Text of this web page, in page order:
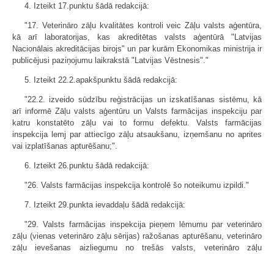
4. Izteikt 17.punktu šādā redakcijā:
"17. Veterināro zāļu kvalitātes kontroli veic Zāļu valsts aģentūra,
kā arī laboratorijas, kas akreditētas valsts aģentūrā "Latvijas
Nacionālais akreditācijas birojs" un par kurām Ekonomikas ministrija ir
publicējusi paziņojumu laikrakstā "Latvijas Vēstnesis"."
5. Izteikt 22.2.apakšpunktu šādā redakcijā:
"22.2. izveido sūdzību reģistrācijas un izskatīšanas sistēmu, kā
arī informē Zāļu valsts aģentūru un Valsts farmācijas inspekciju par
katru konstatēto zāļu vai to formu defektu. Valsts farmācijas
inspekcija lemj par attiecīgo zāļu atsaukšanu, izņemšanu no aprites
vai izplatīšanas apturēšanu;".
6. Izteikt 26.punktu šādā redakcijā:
"26. Valsts farmācijas inspekcija kontrolē šo noteikumu izpildi."
7. Izteikt 29.punkta ievaddaļu šādā redakcijā:
"29. Valsts farmācijas inspekcija pieņem lēmumu par veterināro
zāļu (vienas veterināro zāļu sērijas) ražošanas apturēšanu, veterināro
zāļu ievešanas aizliegumu no trešās valsts, veterināro zāļu